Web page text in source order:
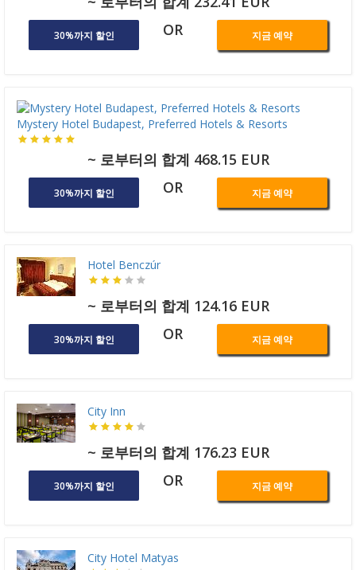
30%까지 할인 OR 지금 예약
Mystery Hotel Budapest, Preferred Hotels & Resorts
~ 로부터의 합계 468.15 EUR
30%까지 할인 OR 지금 예약
Hotel Benczúr
~ 로부터의 합계 124.16 EUR
30%까지 할인 OR 지금 예약
City Inn
~ 로부터의 합계 176.23 EUR
30%까지 할인 OR 지금 예약
City Hotel Matyas